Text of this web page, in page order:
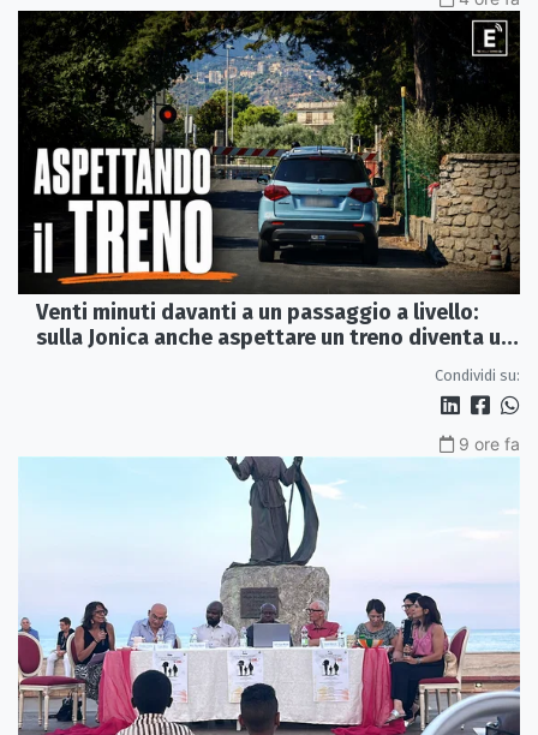
Venti minuti davanti a un passaggio a livello:
sulla Jonica anche aspettare un treno diventa un
Condividi su:
9 ore fa